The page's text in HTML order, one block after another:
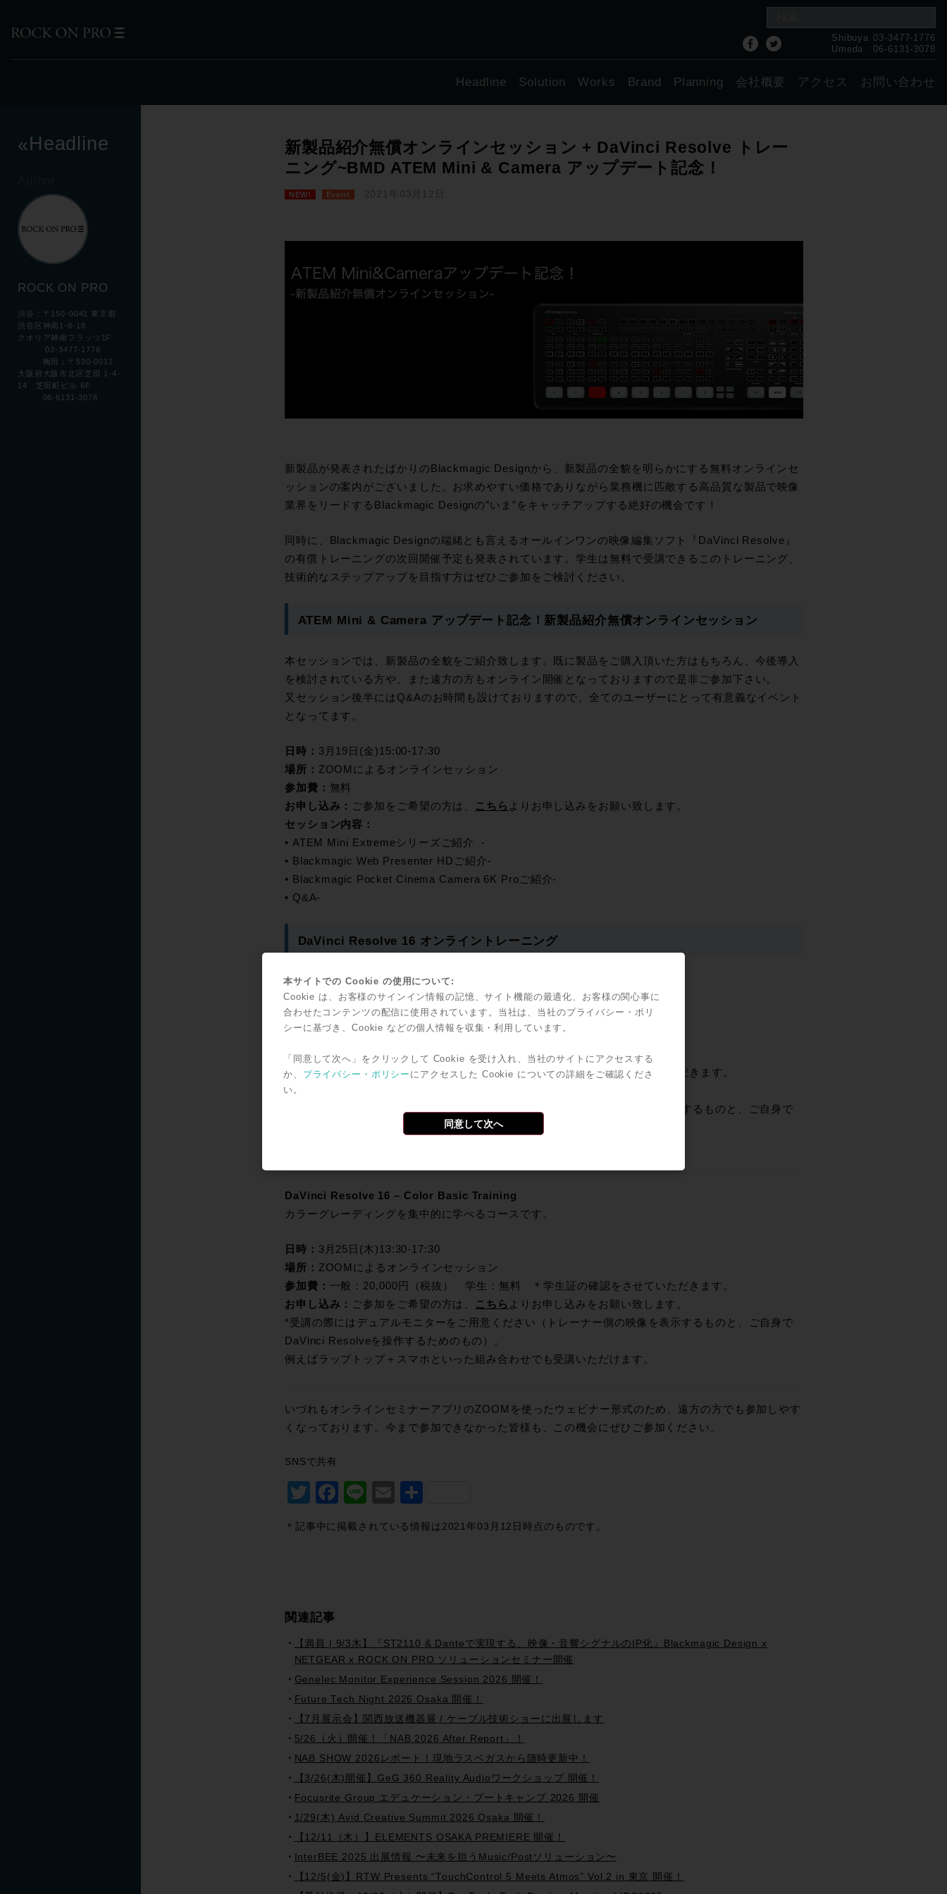
Shibuya 03-3477-1776
Umeda
06-6131-3078
Headline Solution Works Brand Planning 会社概要 アクセス お問い合わせ
«Headline
ROCK ON PRO
渋谷：〒150-0041 東京都
渋谷区神南1-8-18
クオリア神南フラッツ1F
03-3477-1776
梅田：〒530-0012
大阪府大阪市北区芝田 1-4-
14 芝田町ビル 6F
06-6131-3078
新製品紹介無償オンラインセッション + DaVinci Resolve トレー
ニング~BMD ATEM Mini & Camera アップデート記念！
NEW! Event 2021年03月12日
新製品が発表されたばかりのBlackmagic Designから、新製品の全貌を明らかにする無料オンラインセ
ッションの案内がございました。お求めやすい価格でありながら業務機に匹敵する高品質な製品で映像
業界をリードするBlackmagic Designの”いま”をキャッチアップする絶好の機会です！
同時に、Blackmagic Designの端緒とも言えるオールインワンの映像編集ソフト『DaVinci Resolve』
の有償トレーニングの次回開催予定も発表されています。学生は無料で受講できるこのトレーニング、
技術的なステップアップを目指す方はぜひご参加をご検討ください。
ATEM Mini & Camera アップデート記念！新製品紹介無償オンラインセッション
本セッションでは、新製品の全貌をご紹介致します。既に製品をご購入頂いた方はもちろん、今後導入
を検討されている方や、また遠方の方もオンライン開催となっておりますので是非ご参加下さい。
又セッション後半にはQ&Aのお時間も設けておりますので、全てのユーザーにとって有意義なイベント
となってます。
日時： 3月19日(金)15:00-17:30
場所： ZOOMによるオンラインセッション
参加費： 無料
お申し込み： ご参加をご希望の方は、 こちら よりお申し込みをお願い致します。
セッション内容：
• ATEM Mini Extremeシリーズご紹介 -
• Blackmagic Web Presenter HDご紹介-
• Blackmagic Pocket Cinema Camera 6K Proご紹介-
• Q&A-
DaVinci Resolve 16 オンライントレーニング
DaVinci Resolve 16 – Edit Basic Training
映像編集ソフト初心者のお客様から安心して映像編集を学べるコースです。
日時：
3月24日(水)13:30-17:30
場所： ZOOMによるオンラインセッション
参加費：一般：20,000円（税抜） 学生：無料 ＊学生証の確認をさせていただきます。
お申し込み：
*受講の際にはデュアルモニターをご用意ください（トレーナー側の映像を表示するものと、ご自身で
DaVinci Resolveを操作するためのもの）。
DaVinci Resolve 16 – Color Basic Training
カラーグレーディングを集中的に学べるコースです。
日時： 3月25日(木)13:30-17:30
場所： ZOOMによるオンラインセッション
参加費： 一般：20,000円（税抜） 学生：無料 ＊学生証の確認をさせていただきます。
お申し込み：
ご参加をご希望の方は、 こちら よりお申し込みをお願い致します。
*受講の際にはデュアルモニターをご用意ください（トレーナー側の映像を表示するものと、ご自身で
DaVinci Resolveを操作するためのもの）。
例えばラップトップ＋スマホといった組み合わせでも受講いただけます。
いづれもオンラインセミナーアプリのZOOMを使ったウェビナー形式のため、遠方の方でも参加しやす
くなっております。今まで参加できなかった皆様も、この機会にぜひご参加ください。
SNSで共有
Twitter
Facebook
LineEmail
＊記事中に掲載されている情報は2021年03月12日時点のものです。
関連記事
【満員 | 9/3木】『ST2110 & Danteで実現する、映像・音響シグナルのIP化』Blackmagic Design x
NETGEAR x ROCK ON PRO ソリューションセミナー開催
Genelec Monitor Experience Session 2026 開催！
Future Tech Night 2026 Osaka 開催！
【7月展示会】関西放送機器展 / ケーブル技術ショーに出展します
5/26（火）開催！「NAB 2026 After Report」！
NAB SHOW 2026レポート！現地ラスベガスから随時更新中！
【3/26(木)開催】GeG 360 Reality Audioワークショップ 開催！
Focusrite Group エデュケーション・ブートキャンプ 2026 開催
1/29(木) Avid Creative Summit 2026 Osaka 開催！
【12/11（木）】ELEMENTS OSAKA PREMIERE 開催！
InterBEE 2025 出展情報 〜未来を担うMusic/Postソリューション〜
【12/5(金)】RTW Presents “TouchControl 5 Meets Atmos” Vol.2 in 東京 開催！
本サイトでの Cookie の使用について:
Cookie は、お客様のサインイン情報の記憶、サイト機能の最適化、お客様の関心事に
合わせたコンテンツの配信に使用されています。当社は、当社のプライバシー・ポリ
シーに基づき、Cookie などの個人情報を収集・利用しています。
「同意して次へ」をクリックして Cookie を受け入れ、当社のサイトにアクセスする
か、 プライバシー・ポリシー にアクセスした Cookie についての詳細をご確認くださ
い。
同意して次へ